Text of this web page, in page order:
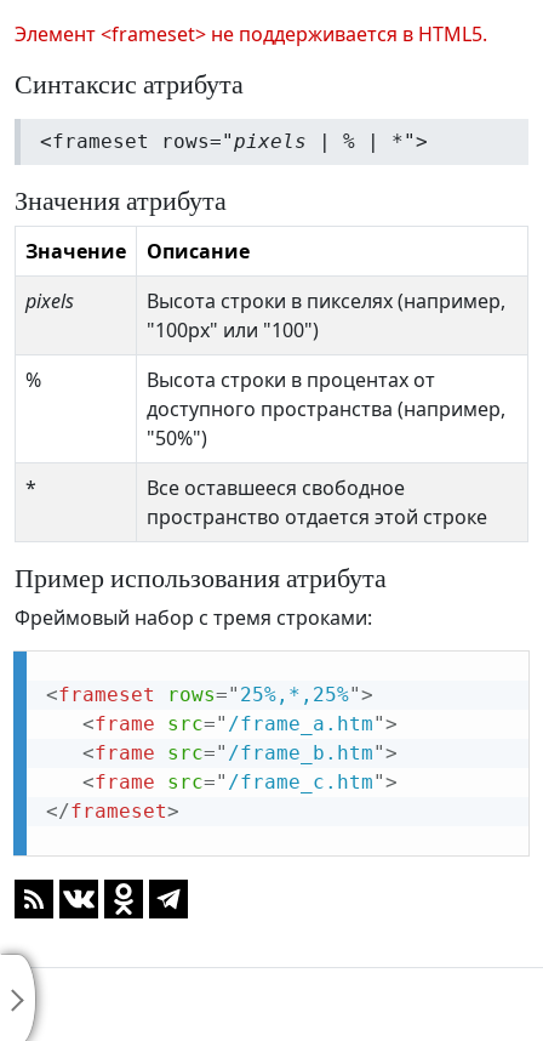
Элемент <frameset> не поддерживается в HTML5.
Синтаксис атрибута
<frameset rows="pixels | % | *">
Значения атрибута
Значение
Описание
pixels
Высота строки в пикселях (например,
"100px" или "100")
%
Высота строки в процентах от
доступного пространства (например,
"50%")
*
Все оставшееся свободное
пространство отдается этой строке
Пример использования атрибута
Фреймовый набор с тремя строками:
<frameset rows=" 25%,*,25%">
<frame src=" /frame_a.htm">
<frame src=" /frame_b.htm">
<frame src=" /frame_c.htm">
</frameset>